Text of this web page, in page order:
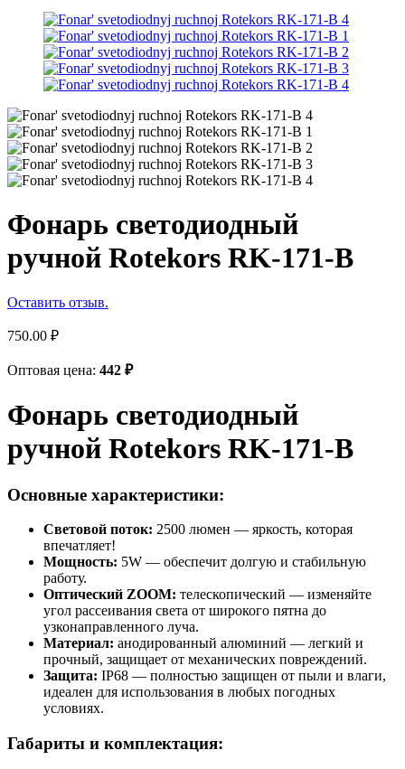
Фонарь светодиодный
ручной Rotekors RK-171-B
Оставить отзыв.
750.00 ₽
Оптовая цена: 442 ₽
Фонарь светодиодный
ручной Rotekors RK-171-B
Основные характеристики:
Световой поток: 2500 люмен — яркость, которая
впечатляет!
Мощность: 5W — обеспечит долгую и стабильную
работу.
Оптический ZOOM: телескопический — изменяйте
угол рассеивания света от широкого пятна до
узконаправленного луча.
Материал: анодированный алюминий — легкий и
прочный, защищает от механических повреждений.
Защита: IP68 — полностью защищен от пыли и влаги,
идеален для использования в любых погодных
условиях.
Габариты и комплектация: